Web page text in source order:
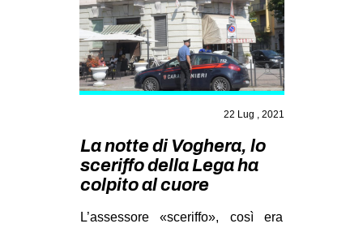
AREA
DEGENERAZIONE
GAZA FREESTYLE
CSOA LAMBRETTA
MSM
STUDENTI TSUNAMI
ZAM
22 Lug , 2021
La notte di Voghera, lo
sceriffo della Lega ha
colpito al cuore
L’assessore «sceriffo», così era